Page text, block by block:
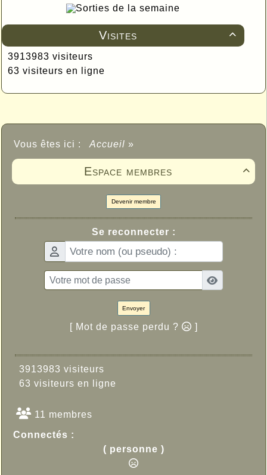
Sorties de la semaine

Visites
3913983 visiteurs
63 visiteurs en ligne
Vous êtes ici : Accueil »

Espace membres
Devenir membre
Se reconnecter :
Envoyer
[ Mot de passe perdu ? ]
3913983 visiteurs
63 visiteurs en ligne
11 membres
Connectés :
( personne )